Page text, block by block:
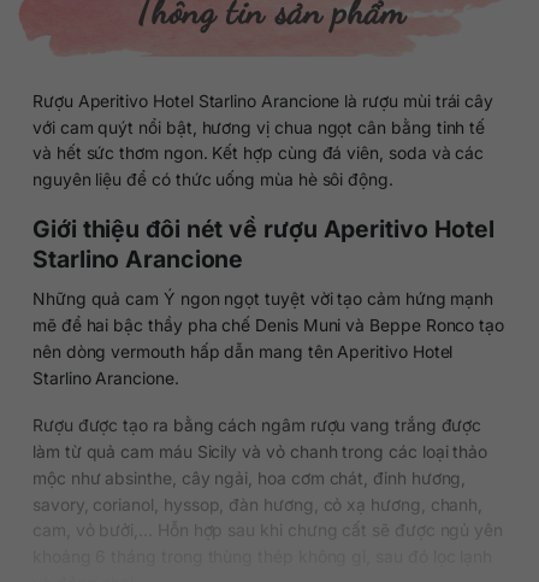
Thông tin sản phẩm
Rượu Aperitivo Hotel Starlino Arancione là rượu mùi trái cây
với cam quýt nổi bật, hương vị chua ngọt cân bằng tinh tế
và hết sức thơm ngon. Kết hợp cùng đá viên, soda và các
nguyên liệu để có thức uống mùa hè sôi động.
Giới thiệu đôi nét về rượu Aperitivo Hotel
Starlino Arancione
Những quả cam Ý ngon ngọt tuyệt vời tạo cảm hứng mạnh
mẽ để hai bậc thầy pha chế Denis Muni và Beppe Ronco tạo
nên dòng vermouth hấp dẫn mang tên Aperitivo Hotel
Starlino Arancione.
Rượu được tạo ra bằng cách ngâm rượu vang trắng được
làm từ quả cam máu Sicily và vỏ chanh trong các loại thảo
mộc như absinthe, cây ngải, hoa cơm chát, đinh hương,
savory, corianol, hyssop, đàn hương, cỏ xạ hương, chanh,
cam, vỏ bưởi,… Hỗn hợp sau khi chưng cất sẽ được ngủ yên